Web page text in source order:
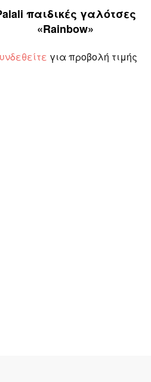
παιδικές γαλότσες
«Rainbow»
για προβολή τιμής